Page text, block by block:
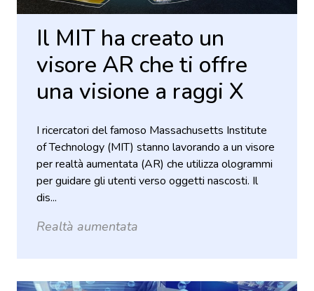
Il MIT ha creato un
visore AR che ti offre
una visione a raggi X
I ricercatori del famoso Massachusetts Institute
of Technology (MIT) stanno lavorando a un visore
per realtà aumentata (AR) che utilizza ologrammi
per guidare gli utenti verso oggetti nascosti. Il
dis...
Realtà aumentata